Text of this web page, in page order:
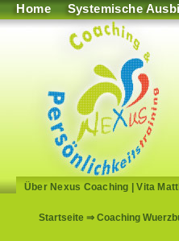
Home Systemische
Über Nexus Coaching |Vita
Startseite ⇒ Coaching